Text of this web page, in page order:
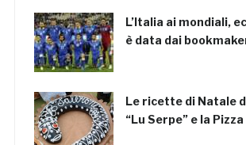
L’Italia ai mondiali,
è data dai
Le ricette di Natale
“Lu Serpe” e la